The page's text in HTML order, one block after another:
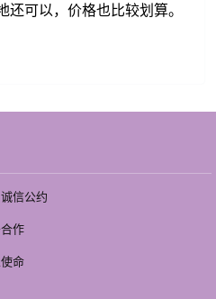
可以，价格也比较划算。
信公约
作
命